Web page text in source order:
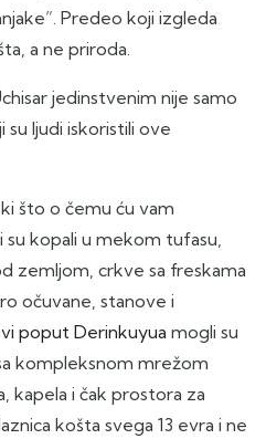
Predeo koji izgleda
a ne priroda.
jedinstvenim nije samo
su ljudi iskoristili ove
što o čemu ću vam
su kopali u mekom tufasu,
zemljom, crkve sa freskama
očuvane, stanove i
poput Derinkuyua mogli su
kompleksnom mrežom
kapela i čak prostora za
košta svega 13 evra i ne